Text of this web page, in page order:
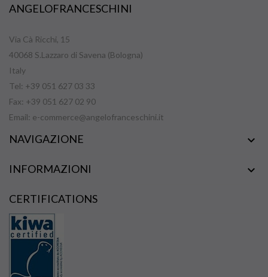
ANGELOFRANCESCHINI
Via Cà Ricchi, 15
40068 S.Lazzaro di Savena (Bologna)
Italy
Tel: +39 051 627 03 33
Fax: +39 051 627 02 90
Email: e-commerce@angelofranceschini.it
NAVIGAZIONE 
INFORMAZIONI 
CERTIFICATIONS